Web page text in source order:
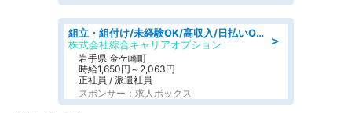
＞
組立・組付け/未経験OK/高収入/日払いOK/交替制/20・30・40代活躍中
株式会社綜合キャリアオプション
岩手県 金ケ崎町
時給1,650円～2,063円
正社員 / 派遣社員
スポンサー：求人ボックス